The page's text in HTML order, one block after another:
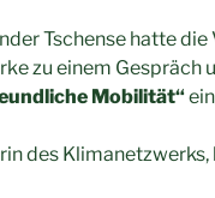
Tschense hatte die
zu einem Gespräch
Mobilität“
des